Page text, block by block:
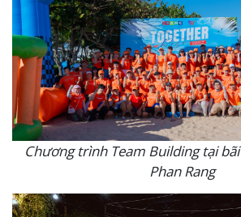
Chương trình Team Building tại
Phan Rang